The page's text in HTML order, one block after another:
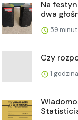
Na
dwa
59
Czy
1